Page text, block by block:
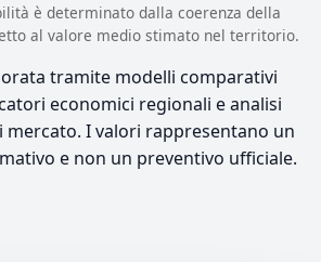
è determinato dalla coerenza della
al valore medio stimato nel territorio.
tramite modelli comparativi
economici regionali e analisi
mercato. I valori rappresentano un
e non un preventivo ufficiale.